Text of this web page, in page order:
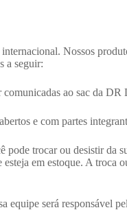
Nossos
a seguir:
ao sac da
e com partes
trocar ou desistir da
em estoque. A troca
equipe será responsável